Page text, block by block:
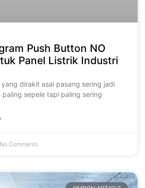
Push Button NO
Panel Listrik Industri
dirakit asal pasang sering jadi
paling sepele tapi paling sering
No Comments